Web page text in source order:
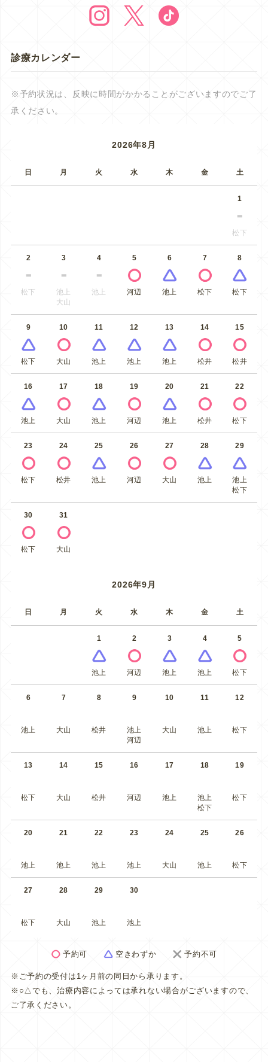
診療カレンダー
※予約状況は、反映に時間がかかることがございますのでご了
承ください。
2026年8月
日 月 火 水 木 金 土
1
松下
2
松下
3
池上
大山
4
池上
5
河辺
6
池上
7
松下
8
松下
9
松下
10
大山
11
池上
12
池上
13
池上
14
松井
15
松井
16
池上
17
大山
18
池上
19
河辺
20
池上
21
松井
22
松下
23
松下
24
松井
25
池上
26
河辺
27
大山
28
池上
29
池上
松下
30
松下
31
大山
2026年9月
日 月 火 水 木 金 土
1
池上
2
河辺
3
池上
4
池上
5
松下
6
池上
7
大山
8
松井
9
池上
河辺
10
大山
11
池上
12
松下
13
松下
14
大山
15
松井
16
河辺
17
池上
18
池上
松下
19
松下
20
池上
21
池上
22
池上
23
池上
24
大山
25
池上
26
松下
27
松下
28
大山
29
池上
30
池上
予約可 空きわずか 予約不可
※ご予約の受付は1ヶ月前の同日から承ります。
※○△でも、治療内容によっては承れない場合がございますので、
ご了承ください。